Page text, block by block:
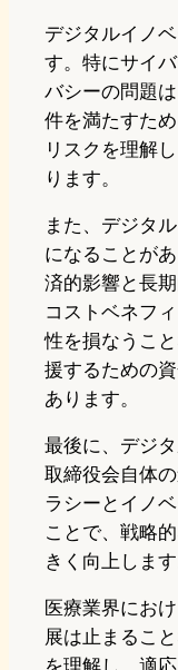
デジタルイノ
す。特にサイ
バシーの問題
件を満たすた
リスクを理解
ります。
また、デジタ
になることが
済的影響と長
コストベネフ
性を損なうこ
援するための
あります。
最後に、デジ
取締役会自体
ラシーとイノ
ことで、戦略
きく向上します
医療業界にお
展は止まるこ